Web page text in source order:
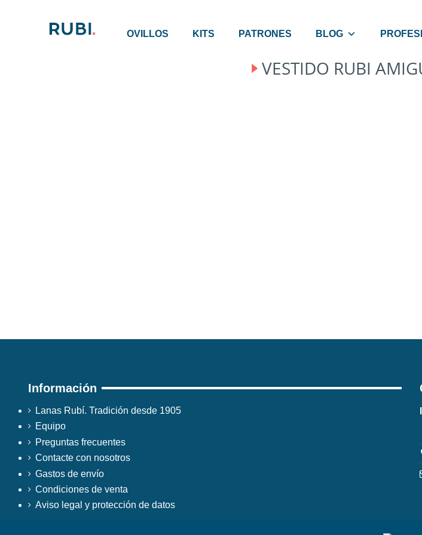
OVILLOS KITS PATRONES BLOG
VESTIDO RUBI
Información
Lanas Rubí. Tradición desde 1905
Equipo
Preguntas frecuentes
Contacte con nosotros
Gastos de envío
Condiciones de venta
Aviso legal y protección de datos